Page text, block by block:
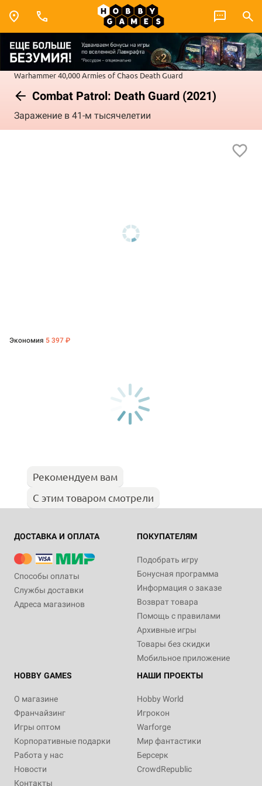
Warhammer 40,000Armies of Chaos Death Guard
Combat Patrol: Death Guard (2021)
Заражение в 41-м тысячелетии
Экономия 5 397 ₽
Рекомендуем вам
С этим товаром смотрели
ДОСТАВКА И ОПЛАТА
Способы оплаты
Службы доставки
Адреса магазинов
ПОКУПАТЕЛЯМ
Подобрать игру
Бонусная программа
Информация о заказе
Возврат товара
Помощь с правилами
Архивные игры
Товары без скидки
Мобильное приложение
HOBBY GAMES
О магазине
Франчайзинг
Игры оптом
Корпоративные подарки
Работа у нас
Новости
Контакты
НАШИ ПРОЕКТЫ
Hobby World
Игрокон
Warforge
Мир фантастики
Берсерк
CrowdRepublic